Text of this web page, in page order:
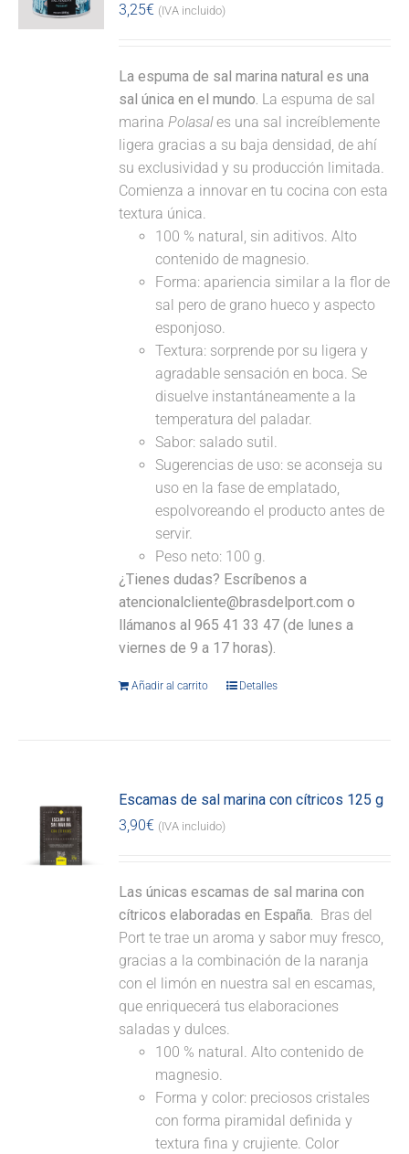
3,25€ (IVA incluido)
La espuma de sal marina natural es una
sal única en el mundo. La espuma de sal
marinaPolasales una sal increíblemente
ligera gracias a su baja densidad, de ahí
su exclusividad y su producción limitada.
Comienza a innovar en tu cocina con esta
textura única.
100 % natural, sin aditivos. Alto
contenido de magnesio.
Forma: apariencia similar a la flor de
sal pero de grano hueco y aspecto
esponjoso.
Textura: sorprende por su ligera y
agradable sensación en boca. Se
disuelve instantáneamente a la
temperatura del paladar.
Sabor: salado sutil.
Sugerencias de uso: se aconseja su
uso en la fase de emplatado,
espolvoreando el producto antes de
servir.
Peso neto: 100 g.
¿Tienes dudas? Escríbenos a
atencionalcliente@brasdelport.com o
llámanos al 965 41 33 47 (de lunes a
viernes de 9 a 17 horas).
Añadir al carrito Detalles
Escamas de sal marina con cítricos 125 g
3,90€ (IVA incluido)
Las únicas escamas de sal marina con
cítricos elaboradas en España. Bras del
Port te trae un aroma y sabor muy fresco,
gracias a la combinación de la naranja
con el limón en nuestra sal en escamas,
que enriquecerá tus elaboraciones
saladas y dulces.
100 % natural. Alto contenido de
magnesio.
Forma y color: preciosos cristales
con forma piramidal definida y
textura fina y crujiente. Color